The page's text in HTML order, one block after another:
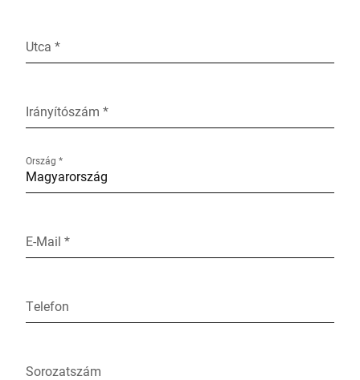
Utca *
Irányítószám *
Ország *
E-Mail *
Telefon
Sorozatszám